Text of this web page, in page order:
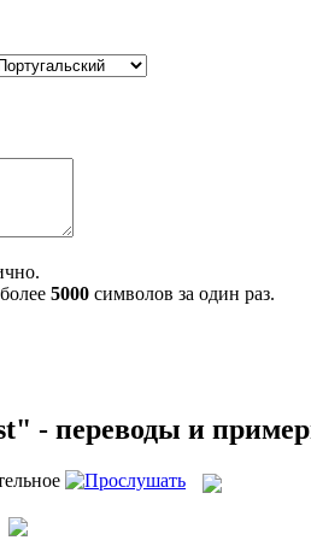
5000 символов за один раз.
- переводы и